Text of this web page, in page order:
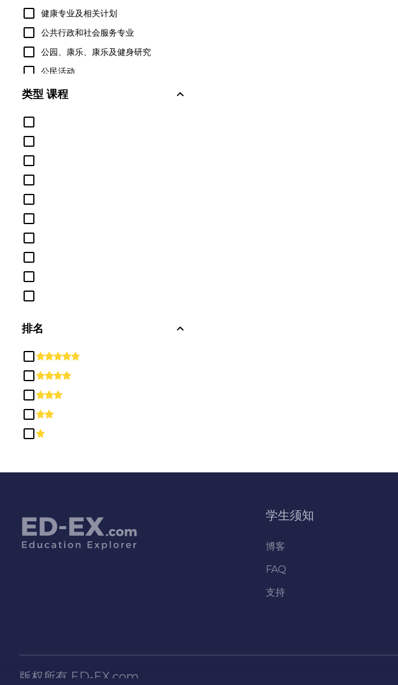
健康专业及相关计划
公共行政和社会服务专业
公园、康乐、康乐及健身研究
公民活动
军事技术与应用科学
工程部
康乐及康
建筑行业
建筑设计
心理学
教育
物理科学
生物和生物医学科学
自然资源和保护
类型 课程
排名
学生须知
博客
FAQ
支持
版权所有 ED-EX.com